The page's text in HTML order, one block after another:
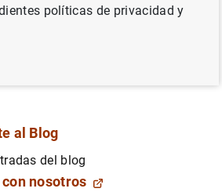
ciertas entradas con
las entradas
al Blog
del blog
nosotros
políticas de privacidad y